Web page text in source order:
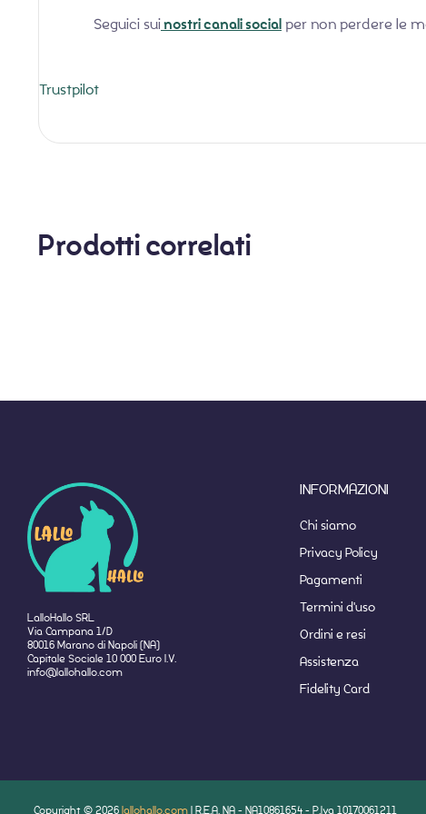
Seguici suinostri canali socialper non perdere le
Trustpilot
Prodotti correlati
LalloHallo SRL
Via Campana 1/D
80016 Marano di Napoli (NA)
Capitale Sociale 10 000 Euro I.V.
info@lallohallo.com
INFORMAZIONI
Chi siamo
Privacy Policy
Pagamenti
Termini d'uso
Ordini e resi
Assistenza
Fidelity Card
Copyright © 2026 lallohallo.com | R.E.A. NA - NA10861654 - P.Iva 10170061211